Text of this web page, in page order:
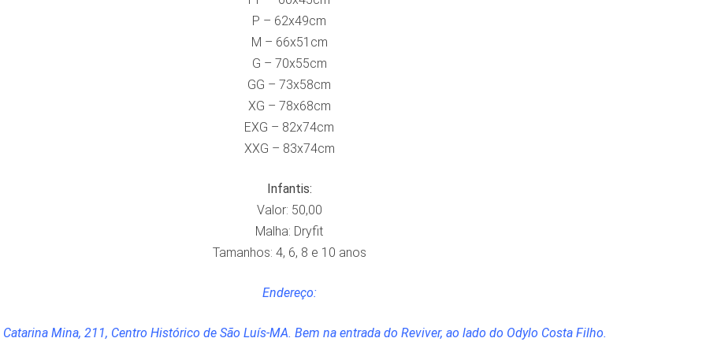
P – 62x49cm
M – 66x51cm
G – 70x55cm
GG – 73x58cm
XG – 78x68cm
EXG – 82x74cm
XXG – 83x74cm
Infantis:
Valor: 50,00
Malha: Dryfit
Tamanhos: 4, 6, 8 e 10 anos
Endereço:
Mina, 211, Centro Histórico de São Luís-MA. Bem na entrada do Reviver, ao lado do Odylo Costa Filho.